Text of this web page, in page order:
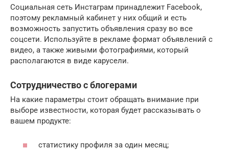
Социальная сеть Инстаграм принадлежит Facebook,
поэтому рекламный кабинет у них общий и есть
возможность запустить объявления сразу во все
соцсети. Используйте в рекламе формат объявлений с
видео, а также живыми фотографиями, который
располагаются в виде карусели.
Сотрудничество с блогерами
На какие параметры стоит обращать внимание при
выборе известности, которая будет рассказывать о
вашем продукте:
статистику профиля за один месяц;